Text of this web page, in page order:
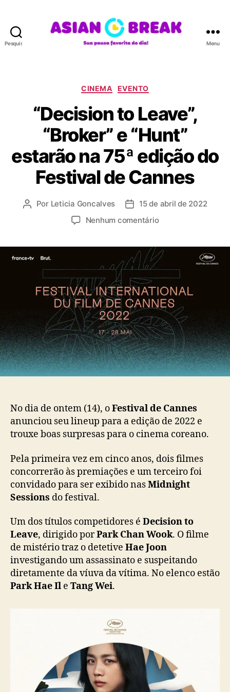
Pesquisar
A
B
R
E
A
K
Menu
C
t
e
g
o
r
i
a
CINEMA EVENTO
“Decision to Leave”,
“Broker” e “Hunt”
estarão na 75ª edição do
Festival de Cannes
A
r
d
Por Leticia Goncalves
D
d
e
p
u
b
l
i
c
a
ç
ã
o
15 de abril de 2022
Nenhum comentárioe
D
c
i
s
i
o
n
t
o
L
e
e
”
,
B
r
o
”
e
“
H
u
r
ã
o
No dia de ontem (14), oFestival de Cannes
anunciou seu lineup para a edição de 2022 e
trouxe boas surpresas para o cinema coreano.
Pela primeira vez em cinco anos, dois filmes
concorrerão às premiações e um terceiro foi
convidado para ser exibido nasMidnight
Sessions do festival.
Um dos títulos competidores é Decision to
Leave, dirigido porPark Chan Wook. O filme
de mistério traz o detetive Hae Joon
investigando um assassinato e suspeitando
diretamente da víuva da vítima. No elenco estão
Park Hae Il e Tang Wei.